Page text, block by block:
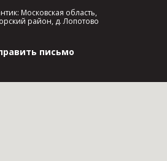
Московская область,
район, д. Лопотово
письмо